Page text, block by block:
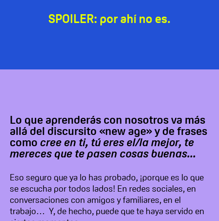
SPOILER: por ahí no es.
Lo que aprenderás con nosotros va más
allá del discursito «new age» y de frases
como cree en ti, tú eres el/la mejor, te
mereces que te pasen cosas buenas...
Eso seguro que ya lo has probado, ¡porque es lo que
se escucha por todos lados! En redes sociales, en
conversaciones con amigos y familiares, en el
trabajo… Y, de hecho, puede que te haya servido en